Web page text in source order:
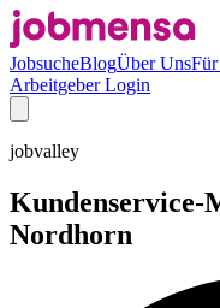
JobsucheBlogÜber Uns
Arbeitgeber Login
jobvalley
Nordhorn